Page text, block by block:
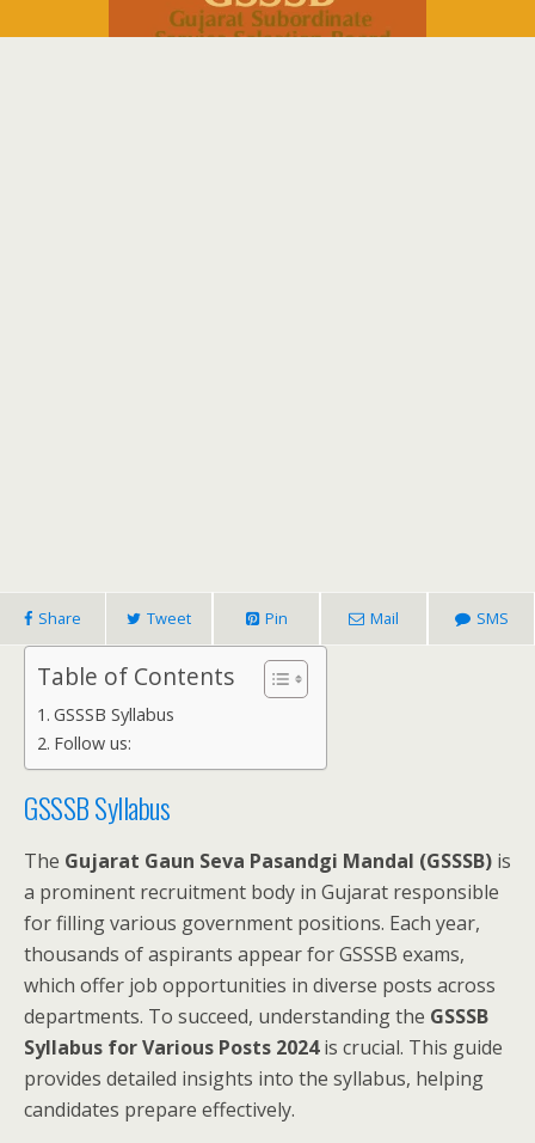
Share Tweet Pin Mail SMS
Table of Contents
GSSSB Syllabus
Follow us:
GSSSB Syllabus
The Gujarat Gaun Seva Pasandgi Mandal (GSSSB) is
a prominent recruitment body in Gujarat responsible
for filling various government positions. Each year,
thousands of aspirants appear for GSSSB exams,
which offer job opportunities in diverse posts across
departments. To succeed, understanding the GSSSB
Syllabus for Various Posts 2024is crucial. This guide
provides detailed insights into the syllabus, helping
candidates prepare effectively.